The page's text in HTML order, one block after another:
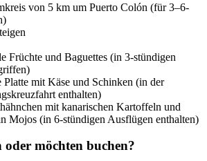
von 5 km um Puerto Colón (für 3–6-
Früchte und Baguettes (in 3-stündigen
Platte mit Käse und Schinken (in der
enthalten)
mit kanarischen Kartoffeln und
Mojos (in 6-stündigen Ausflügen enthalten)
oder möchten buchen?